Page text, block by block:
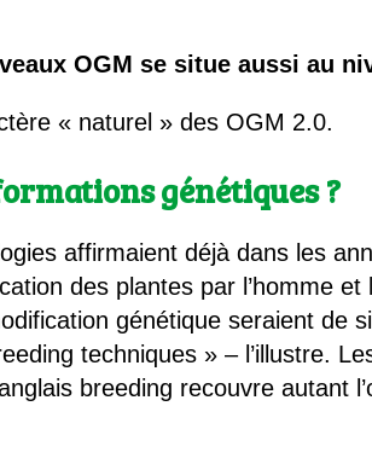
OGM se situe aussi au
« naturel » des OGM 2.0.
génétiques ?
affirmaient déjà dans les
des plantes par l’homme
génétique seraient de
techniques » – l’illustre.
breeding recouvre autant